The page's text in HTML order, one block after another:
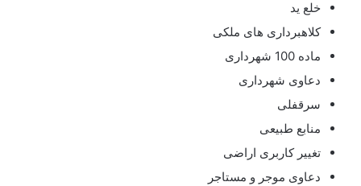
خلع ید
کلاهبرداری های ملکی
ماده 100 شهرداری
دعاوی شهرداری
سرقفلی
منابع طبیعی
تغییر کاربری اراضی
دعاوی موجر و مستاجر